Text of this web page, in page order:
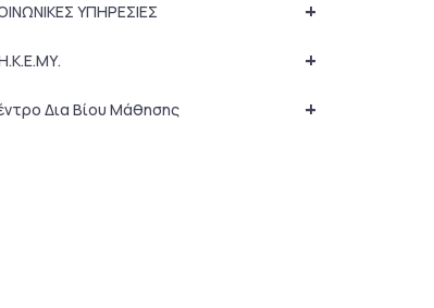
+
ΥΠΗΡΕΣΙΕΣ
+
+
Δια Βίου Μάθησης